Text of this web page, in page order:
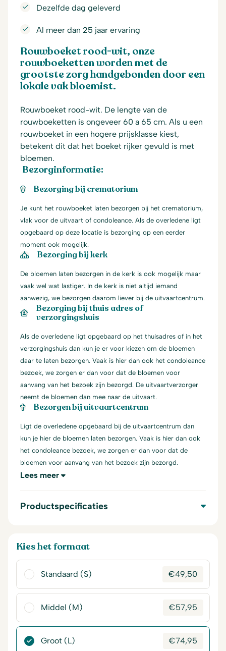
Dezelfde dag geleverd
Al meer dan 25 jaar ervaring
Rouwboeket rood-wit, onze
rouwboeketten worden met de
grootste zorg handgebonden door een
lokale vak bloemist.
Rouwboeket rood-wit. De lengte van de
rouwboeketten is ongeveer 60 a 65 cm. Als u een
rouwboeket in een hogere prijsklasse kiest,
betekent dit dat het boeket rijker gevuld is met
bloemen.
Bezorginformatie:
Bezorging bij crematorium
Je kunt het rouwboeket laten bezorgen bij het crematorium,
vlak voor de uitvaart of condoleance. Als de overledene ligt
opgebaard op deze locatie is bezorging op een eerder
moment ook mogelijk.
Bezorging bij kerk
De bloemen laten bezorgen in de kerk is ook mogelijk maar
vaak wel wat lastiger. In de kerk is niet altijd iemand
aanwezig, we bezorgen daarom liever bij de uitvaartcentrum.
Bezorging bij thuis adres of
verzorgingshuis
Als de overledene ligt opgebaard op het thuisadres of in het
verzorgingshuis dan kun je er voor kiezen om de bloemen
daar te laten bezorgen. Vaak is hier dan ook het condoleance
bezoek, we zorgen er dan voor dat de bloemen voor
aanvang van het bezoek zijn bezorgd. De uitvaartverzorger
neemt de bloemen dan mee naar de uitvaart.
Bezorgen bij uitvaartcentrum
Ligt de overledene opgebaard bij de uitvaartcentrum dan
kun je hier de bloemen laten bezorgen. Vaak is hier dan ook
het condoleance bezoek, we zorgen er dan voor dat de
bloemen voor aanvang van het bezoek zijn bezorgd.
Lees meer
Productspecificaties
Kies het formaat
Standaard (S) €49,50
Middel (M) €57,95
Groot (L) €74,95